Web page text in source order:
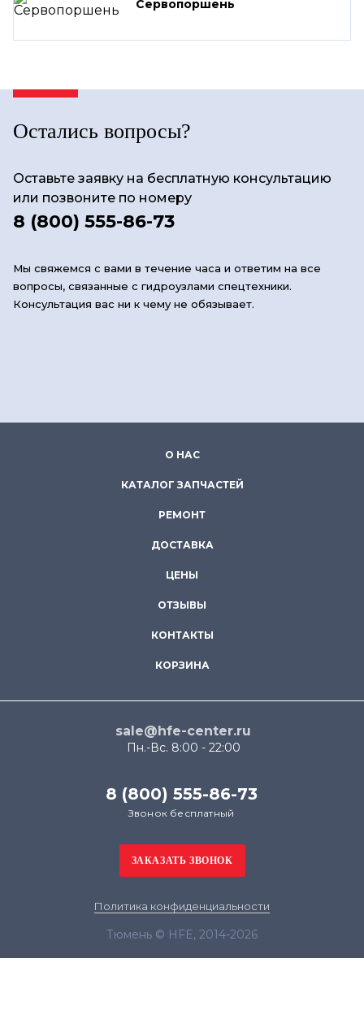
Сервопоршень
Остались вопросы?
Оставьте заявку на бесплатную консультацию
или позвоните по номеру
8 (800) 555-86-73
Мы свяжемся с вами в течение часа и ответим на все
вопросы, связанные с гидроузлами спецтехники.
Консультация вас ни к чему не обязывает.
О НАС
КАТАЛОГ ЗАПЧАСТЕЙ
РЕМОНТ
ДОСТАВКА
ЦЕНЫ
ОТЗЫВЫ
КОНТАКТЫ
КОРЗИНА
sale@hfe-center.ru
Пн.-Вс. 8:00 - 22:00
8 (800) 555-86-73
Звонок бесплатный
Политика конфиденциальности
Тюмень © HFE, 2014-2026